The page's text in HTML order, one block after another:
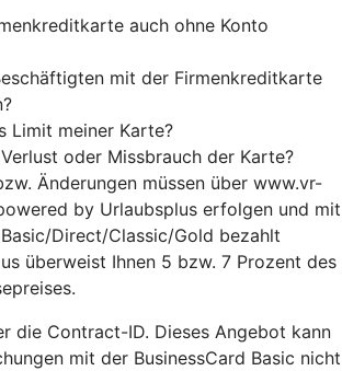
auch ohne Konto
mit der Firmenkreditkarte
Limit meiner Karte?
oder Missbrauch der Karte?
Änderungen müssen über www.vr-
by Urlaubsplus erfolgen und mit
Direct/Classic/Gold bezahlt
überweist Ihnen 5 bzw. 7 Prozent des
die Contract-ID. Dieses Angebot kann
mit der BusinessCard Basic nicht